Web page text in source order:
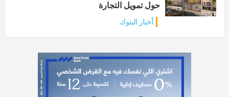
حول تمويل التجارة
أخبار البنوك